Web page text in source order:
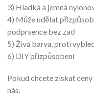
3) Hladká a jemná
4) Může udělat
podprsence bez zad
5) Živá barva, proti
6) DIY přizpůsobení
Pokud chcete získat
nás.